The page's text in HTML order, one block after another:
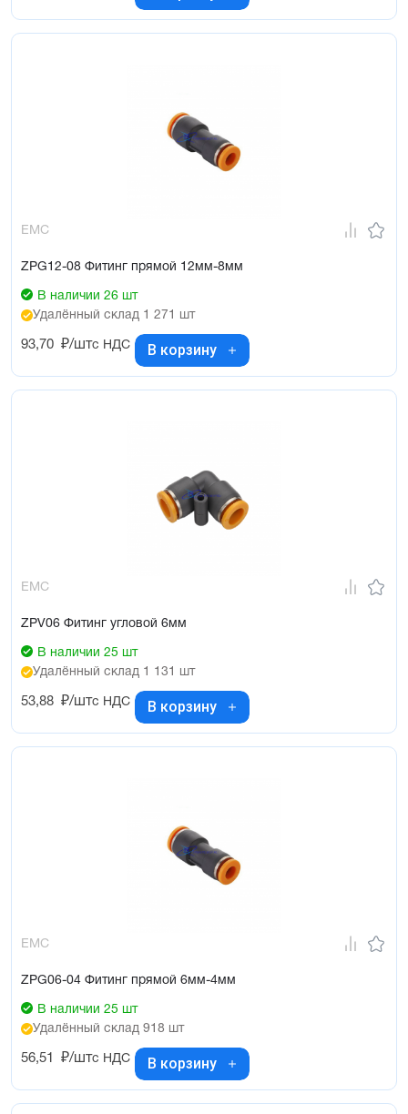
EMC
ZPG12-08 Фитинг прямой 12мм-8мм
В наличии 26 шт
Удалённый склад 1 271 шт
93,70 ₽/штс НДС В корзину
EMC
ZPV06 Фитинг угловой 6мм
В наличии 25 шт
Удалённый склад 1 131 шт
53,88 ₽/штс НДС В корзину
EMC
ZPG06-04 Фитинг прямой 6мм-4мм
В наличии 25 шт
Удалённый склад 918 шт
56,51 ₽/штс НДС В корзину